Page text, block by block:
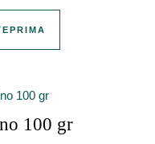
prodotto ha più varianti. Le
100 gr